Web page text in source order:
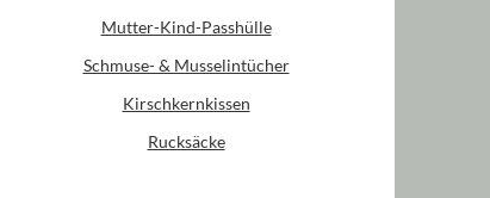
Mutter-Kind-Passhülle
Schmuse- & Musselintücher
Kirschkernkissen
Rucksäcke